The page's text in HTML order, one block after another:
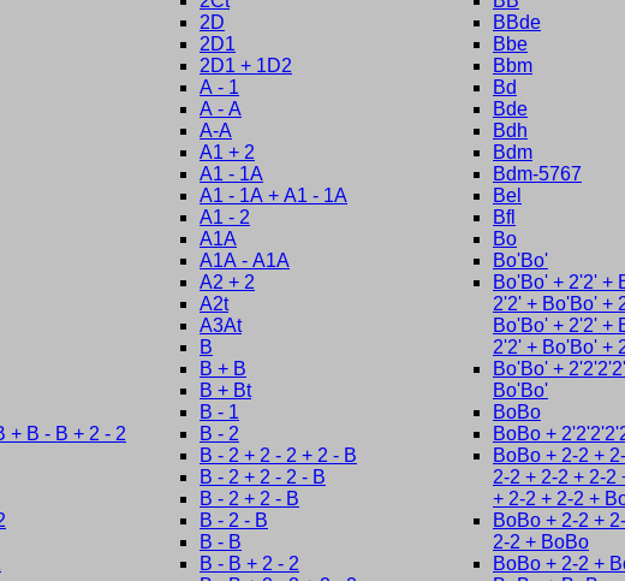
+ B - B + 2 - 2
2D
2D1
2D1 + 1D2
A - 1
A - A
A-A
A1 + 2
A1 - 1A
A1 - 1A + A1 - 1A
A1 - 2
A1A
A1A - A1A
A2 + 2
A2t
A3At
B
B + B
B + Bt
B - 1
B - 2
B - 2 + 2 - 2 + 2 - B
B - 2 + 2 - 2 - B
B - 2 + 2 - B
B - 2 - B
B - B
B - B + 2 - 2
BBde
Bbe
Bbm
Bd
Bde
Bdh
Bdm
Bdm-5767
Bel
Bfl
Bo
Bo'Bo'
Bo'Bo' + 2'2' +
2'2' + Bo'Bo' +
Bo'Bo' + 2'2' +
2'2' + Bo'Bo' +
Bo'Bo' +
Bo'Bo'
BoBo
BoBo +
BoBo + 2-2 +
2-2 + 2-2 + 2-2
+ 2-2 + 2-2 +
BoBo + 2-2 +
2-2 + BoBo
BoBo + 2-2 +